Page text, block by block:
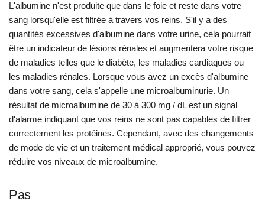
L'albumine n'est produite que dans le foie et reste dans votre
sang lorsqu'elle est filtrée à travers vos reins. S'il y a des
quantités excessives d'albumine dans votre urine, cela pourrait
être un indicateur de lésions rénales et augmentera votre risque
de maladies telles que le diabète, les maladies cardiaques ou
les maladies rénales. Lorsque vous avez un excès d'albumine
dans votre sang, cela s'appelle une microalbuminurie. Un
résultat de microalbumine de 30 à 300 mg / dL est un signal
d'alarme indiquant que vos reins ne sont pas capables de filtrer
correctement les protéines. Cependant, avec des changements
de mode de vie et un traitement médical approprié, vous pouvez
réduire vos niveaux de microalbumine.
Pas